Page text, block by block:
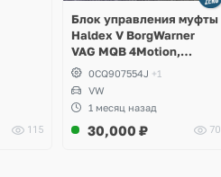
115
Блок управления муфты
Haldex V BorgWarner
VAG MQB 4Motion,
Volkswagen Tiguan
0CQ907554J +1
VW
1 месяц назад
30,000 ₽ 70